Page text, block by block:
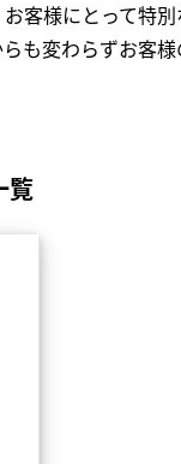
客様にとって特
も変わらずお客様
覧